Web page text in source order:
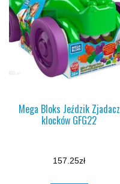
Mega Bloks Jeździk Zjadacz
klocków GFG22
157.25zł